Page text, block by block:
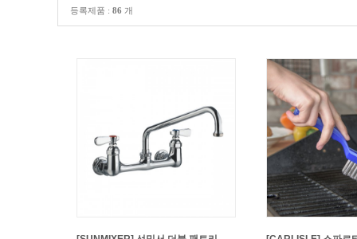
등록제품 : 86 개